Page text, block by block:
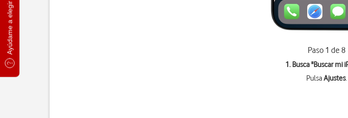
Ayúdame a elegir Paso 1 de 8
1. Busca "Buscar mi
PulsaAjustes.